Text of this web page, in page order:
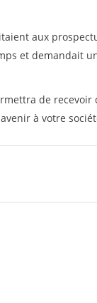
aux
et demandait
de recevoir
à votre